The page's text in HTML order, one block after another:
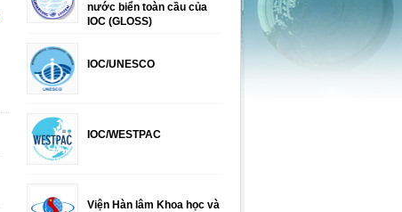
nước biển toàn cầu của
IOC (GLOSS)
IOC/UNESCO
IOC/WESTPAC
Viện Hàn lâm Khoa học và